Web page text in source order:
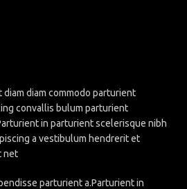
diam commodo parturient
convallis bulum parturient
in parturient scelerisque nibh
a vestibulum hendrerit et
net
parturient a.Parturient in